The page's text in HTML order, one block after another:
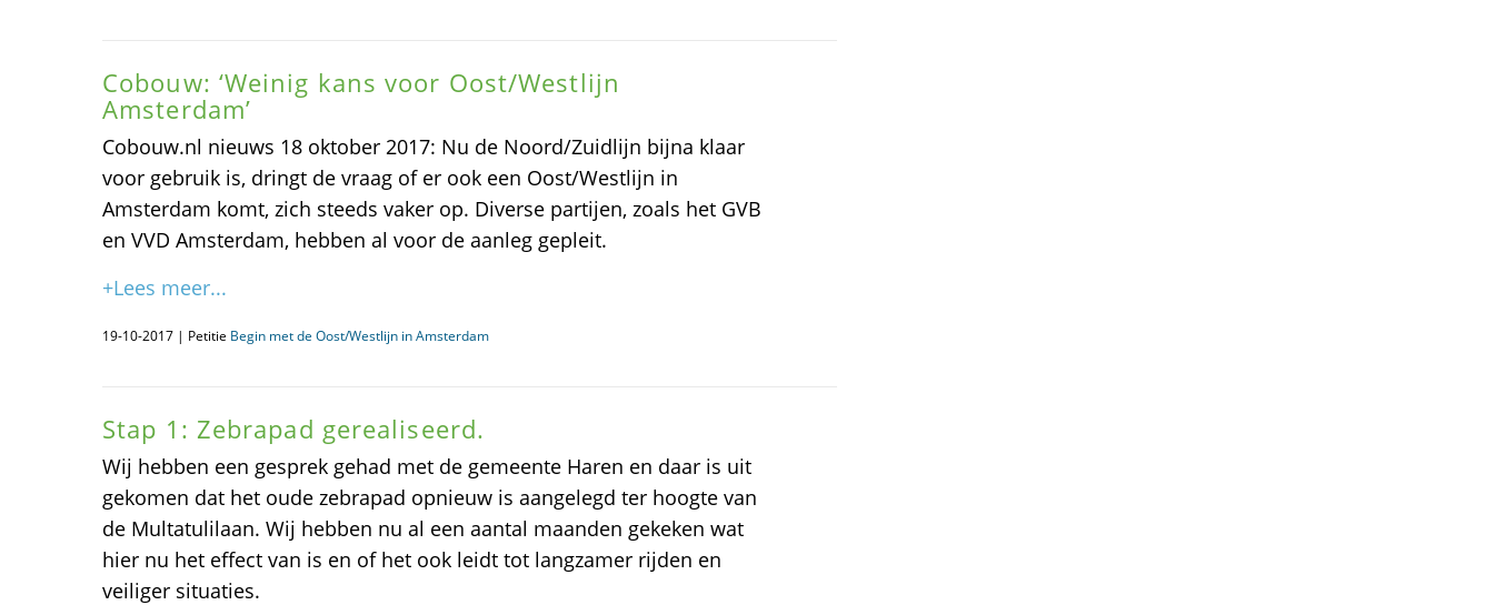
Cobouw: ‘Weinig kans voor Oost/Westlijn
Amsterdam’
Cobouw.nl nieuws 18 oktober 2017: Nu de Noord/Zuidlijn bijna klaar
voor gebruik is, dringt de vraag of er ook een Oost/Westlijn in
Amsterdam komt, zich steeds vaker op. Diverse partijen, zoals het GVB
en VVD Amsterdam, hebben al voor de aanleg gepleit.
+Lees meer...
19-10-2017 | Petitie Begin met de Oost/Westlijn in Amsterdam
Stap 1: Zebrapad gerealiseerd.
Wij hebben een gesprek gehad met de gemeente Haren en daar is uit
gekomen dat het oude zebrapad opnieuw is aangelegd ter hoogte van
de Multatulilaan. Wij hebben nu al een aantal maanden gekeken wat
hier nu het effect van is en of het ook leidt tot langzamer rijden en
veiliger situaties.